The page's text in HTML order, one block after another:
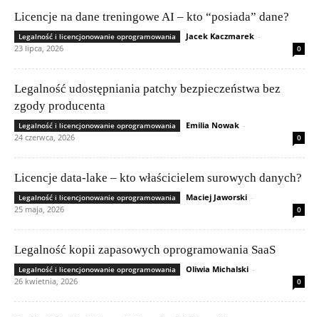
Licencje na dane treningowe AI – kto “posiada” dane?
Legalność i licencjonowanie oprogramowania Jacek Kaczmarek -
23 lipca, 2026
0
Legalność udostępniania patchy bezpieczeństwa bez
zgody producenta
Legalność i licencjonowanie oprogramowania Emilia Nowak -
24 czerwca, 2026
0
Licencje data-lake – kto właścicielem surowych danych?
Legalność i licencjonowanie oprogramowania Maciej Jaworski -
25 maja, 2026
0
Legalność kopii zapasowych oprogramowania SaaS
Legalność i licencjonowanie oprogramowania Oliwia Michalski -
26 kwietnia, 2026
0